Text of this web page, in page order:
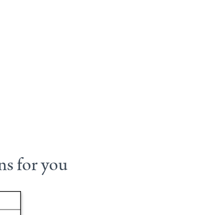
for you